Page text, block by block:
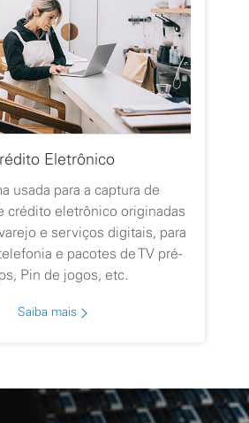
Eletrônico
usada para a captura de
crédito eletrônico originadas
e serviços digitais, para
e pacotes de TV pré-
Pin de jogos, etc.
Saiba mais